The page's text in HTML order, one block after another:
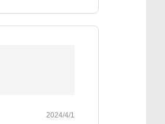
2024/4/1